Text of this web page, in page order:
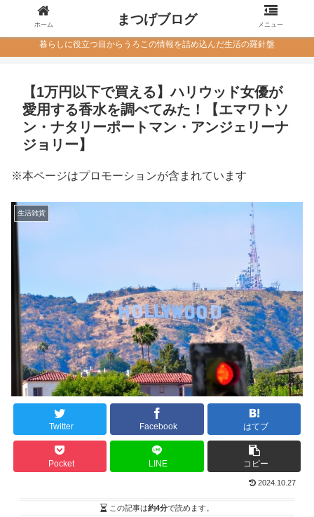
暮らしに役立つ目からうろこの情報を詰め込んだ生活の羅針盤
【1万円以下で買える】ハリウッド女優が
愛用する香水を調べてみた！【エマワトソ
ン・ナタリーポートマン・アンジェリーナ
ジョリー】
※本ページはプロモーションが含まれています
生活雑貨
Twitter Facebook はてブ
Pocket LINE コピー
2024.10.27
この記事は約4分で読めます。
ホーム まつげブログ メニュー